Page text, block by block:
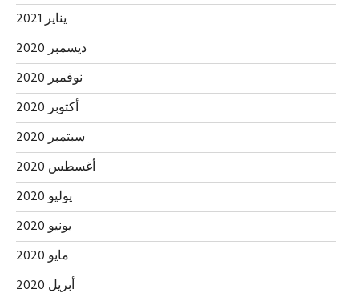
يناير 2021
ديسمبر 2020
نوفمبر 2020
أكتوبر 2020
سبتمبر 2020
أغسطس 2020
يوليو 2020
يونيو 2020
مايو 2020
أبريل 2020